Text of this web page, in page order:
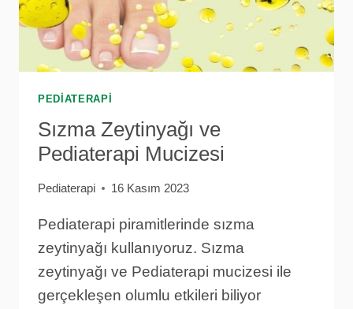
PEDIATERAPI
Sızma Zeytinyağı ve
Pediaterapi Mucizesi
Pediaterapi 16 Kasım 2023
Pediaterapi piramitlerinde sızma
zeytinyağı kullanıyoruz. Sızma
zeytinyağı ve Pediaterapi mucizesi ile
gerçekleşen olumlu etkileri biliyor